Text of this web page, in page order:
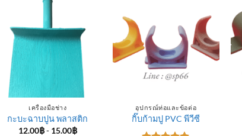
เครื่องมือช่าง
กะบะฉาบปูน พลาสติก
12.00฿- 15.00฿
อุปกรณ์ท่อและข้อต่อ
กิ๊บก้ามปู PVC พีวีซี